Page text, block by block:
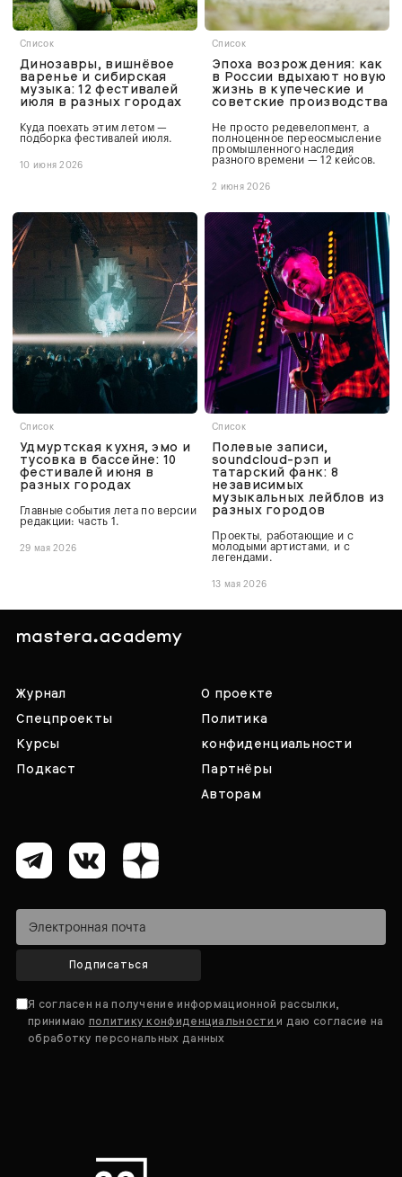
Список
Динозавры, вишнёвое
варенье и сибирская
музыка: 12 фестивалей
июля в разных городах
Куда поехать этим летом —
подборка фестивалей июля.
10 июня 2026
Список
Эпоха возрождения: как
в России вдыхают новую
жизнь в купеческие и
советские производства
Не просто редевелопмент, а
полноценное переосмысление
промышленного наследия
разного времени — 12 кейсов.
2 июня 2026
Список
Удмуртская кухня, эмо и
тусовка в бассейне: 10
фестивалей июня в
разных городах
Главные события лета по версии
редакции: часть 1.
29 мая 2026
Список
Полевые записи,
soundcloud-рэп и
татарский фанк: 8
независимых
музыкальных лейблов из
разных городов
Проекты, работающие и с
молодыми артистами, и с
легендами.
13 мая 2026
Журнал
Спецпроекты
Курсы
Подкаст
О проекте
Политика
конфиденциальности
Партнёры
Авторам
Подписаться
Я согласен на получение информационной рассылки,
принимаю политику конфиденциальностии даю согласие на
обработку персональных данных